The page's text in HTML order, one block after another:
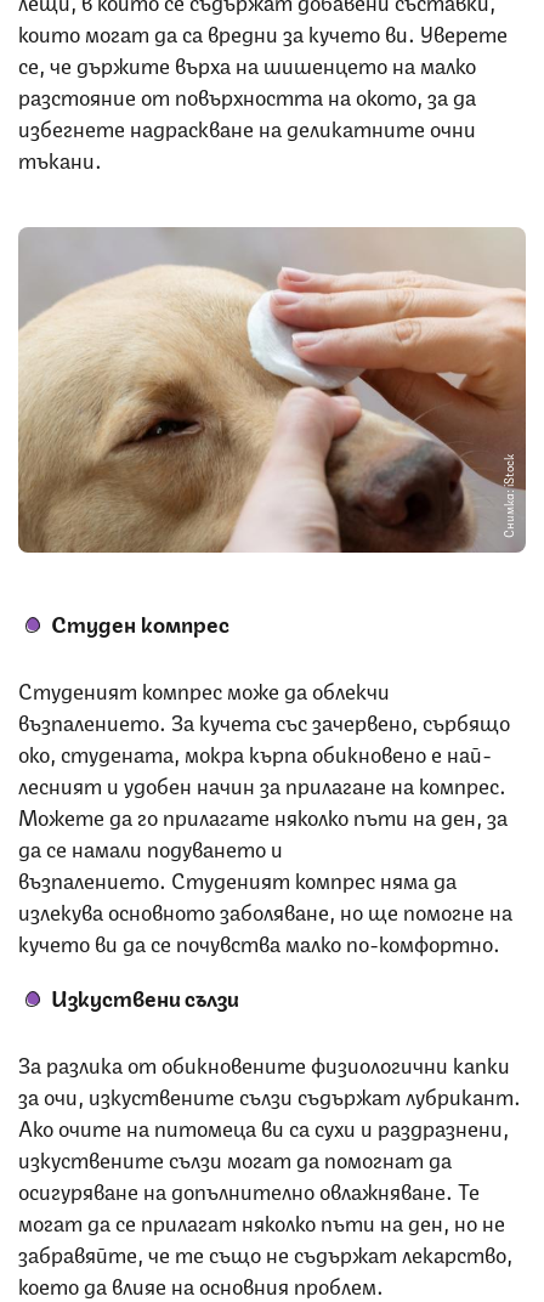
които могат да са вредни за кучето ви. Уверете
се, че държите върха на шишенцето на малко
разстояние от повърхността на окото, за да
избегнете надраскване на деликатните очни
тъкани.
Снимка: iStock
Студен компрес
Студеният компрес може да облекчи
възпалението. За кучета със зачервено, сърбящо
око, студената, мокра кърпа обикновено е най-
лесният и удобен начин за прилагане на компрес.
Можете да го прилагате няколко пъти на ден, за
да се намали подуването и
възпалението. Студеният компрес няма да
излекува основното заболяване, но ще помогне на
кучето ви да се почувства малко по-комфортно.
Изкуствени сълзи
За разлика от обикновените физиологични капки
за очи, изкуствените сълзи съдържат лубрикант.
Ако очите на питомеца ви са сухи и раздразнени,
изкуствените сълзи могат да помогнат да
осигуряване на допълнително овлажняване. Те
могат да се прилагат няколко пъти на ден, но не
забравяйте, че те също не съдържат лекарство,
което да влияе на основния проблем.